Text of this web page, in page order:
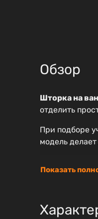
Обзор
Шторка на
отделить
При подборе
модель
Показать